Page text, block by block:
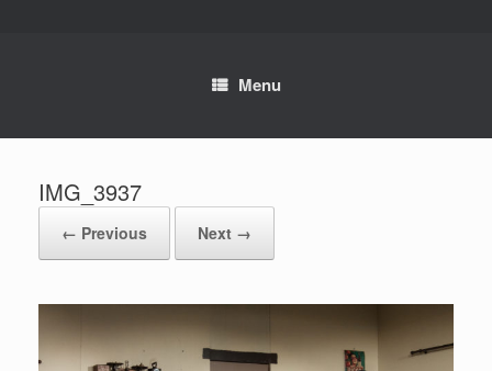
Menu
IMG_3937
← Previous Next →